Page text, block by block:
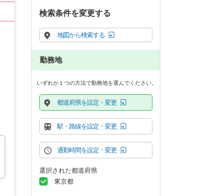
検索条件を変更する
地図から検索する
勤務地
いずれか１つの方法で勤務地を選んでください。
都道府県を設定・変更
駅・路線を設定・変更
通勤時間を設定・変更
選択された都道府県
東京都